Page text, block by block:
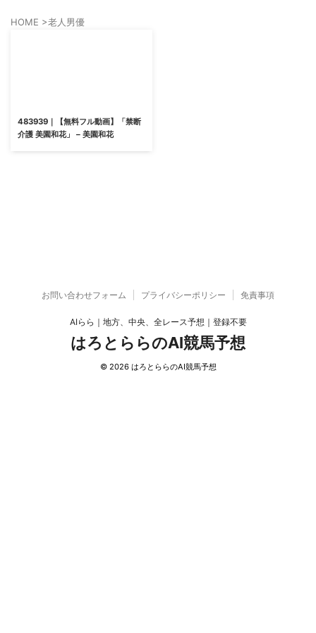
HOME >老人男優
483939｜【無料フル動画】「禁断
介護 美園和花」 – 美園和花
お問い合わせフォーム プライバシーポリシー 免責事項
AIらら｜地方、中央、全レース予想｜登録不要
はろとららのAI競馬予想
© 2026 はろとららのAI競馬予想